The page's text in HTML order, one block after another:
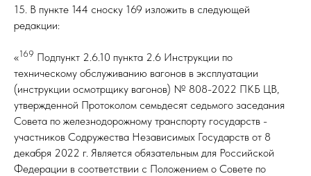
15. В пункте 144 сноску 169 изложить в следующей
редакции:
«169 Подпункт 2.6.10 пункта 2.6 Инструкции по
техническому обслуживанию вагонов в эксплуатации
(инструкции осмотрщику вагонов) № 808-2022 ПКБ ЦВ,
утвержденной Протоколом семьдесят седьмого заседания
Совета по железнодорожному транспорту государств -
участников Содружества Независимых Государств от 8
декабря 2022 г. Является обязательным для Российской
Федерации в соответствии с Положением о Совете по